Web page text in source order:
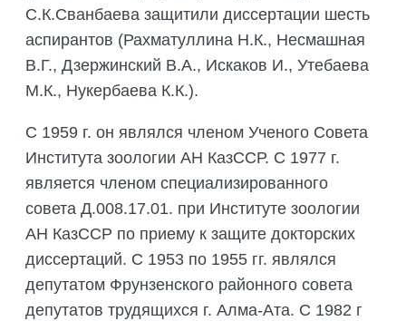
С.К.Сванбаева защитили диссертации шесть
аспирантов (Рахматуллина Н.К., Несмашная
В.Г., Дзержинский В.А., Искаков И., Утебаева
М.К., Нукербаева К.К.).
С 1959 г. он являлся членом Ученого Совета
Института зоологии АН КазССР. С 1977 г.
является членом специализированного
совета Д.008.17.01. при Институте зоологии
АН КазССР по приему к защите докторских
диссертаций. С 1953 по 1955 гг. являлся
депутатом Фрунзенского районного совета
депутатов трудящихся г. Алма-Ата. С 1982 г